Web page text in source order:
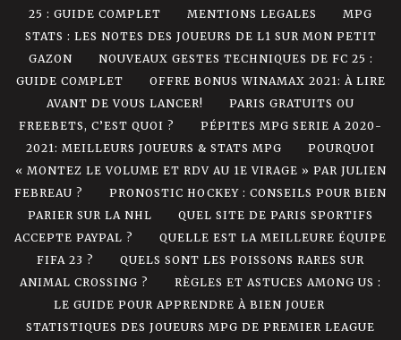
25 : GUIDE COMPLET
MENTIONS LEGALES
MPG
STATS : LES NOTES DES JOUEURS DE L1 SUR MON PETIT
GAZON
NOUVEAUX GESTES TECHNIQUES DE FC 25 :
GUIDE COMPLET
OFFRE BONUS WINAMAX 2021: À LIRE
AVANT DE VOUS LANCER!
PARIS GRATUITS OU
FREEBETS, C’EST QUOI ?
PÉPITES MPG SERIE A 2020-
2021: MEILLEURS JOUEURS & STATS MPG
POURQUOI
« MONTEZ LE VOLUME ET RDV AU 1E VIRAGE » PAR JULIEN
FEBREAU ?
PRONOSTIC HOCKEY : CONSEILS POUR BIEN
PARIER SUR LA NHL
QUEL SITE DE PARIS SPORTIFS
ACCEPTE PAYPAL ?
QUELLE EST LA MEILLEURE ÉQUIPE
FIFA 23 ?
QUELS SONT LES POISSONS RARES SUR
ANIMAL CROSSING ?
RÈGLES ET ASTUCES AMONG US :
LE GUIDE POUR APPRENDRE À BIEN JOUER
STATISTIQUES DES JOUEURS MPG DE PREMIER LEAGUE